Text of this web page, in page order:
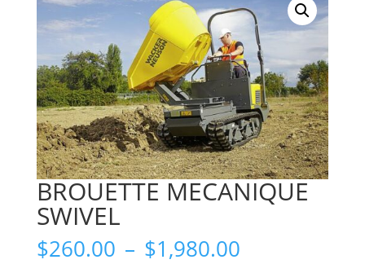
BROUETTE MECANIQUE
SWIVEL
$260.00 – $1,980.00Plage